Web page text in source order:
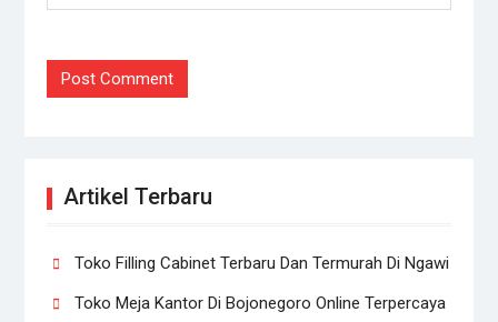
Artikel Terbaru
Toko Filling Cabinet Terbaru Dan Termurah Di Ngawi
Toko Meja Kantor Di Bojonegoro Online Terpercaya